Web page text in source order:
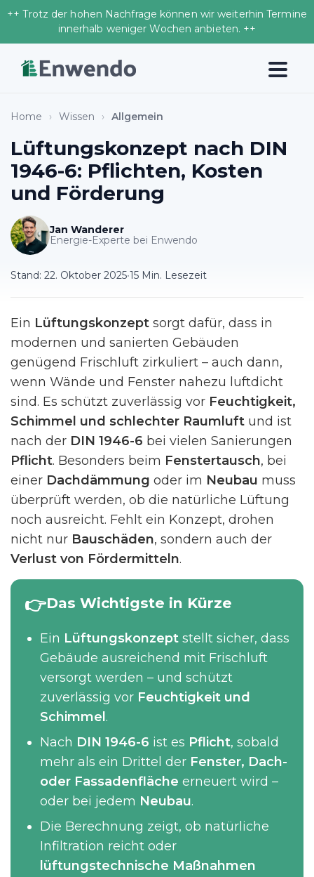
++ Trotz der hohen Nachfrage können wir weiterhin Termine
innerhalb weniger Wochen anbieten. ++
Home › Wissen › Allgemein
Lüftungskonzept nach DIN
1946-6: Pflichten, Kosten
und Förderung
Jan Wanderer
Energie-Experte bei Enwendo
Stand: 22. Oktober 2025•15 Min. Lesezeit
Ein Lüftungskonzept sorgt dafür, dass in
modernen und sanierten Gebäuden
genügend Frischluft zirkuliert – auch dann,
wenn Wände und Fenster nahezu luftdicht
sind. Es schützt zuverlässig vor Feuchtigkeit,
Schimmel und schlechter Raumluft und ist
nach der DIN 1946-6 bei vielen Sanierungen
Pflicht. Besonders beim Fenstertausch, bei
einer Dachdämmung oder im Neubau muss
überprüft werden, ob die natürliche Lüftung
noch ausreicht. Fehlt ein Konzept, drohen
nicht nur Bauschäden, sondern auch der
Verlust von Fördermitteln.
Das Wichtigste in Kürze
Ein Lüftungskonzept stellt sicher, dass
Gebäude ausreichend mit Frischluft
versorgt werden – und schützt
zuverlässig vor Feuchtigkeit und
Schimmel .
Nach DIN 1946-6 ist es Pflicht, sobald
mehr als ein Drittel der Fenster, Dach-
oder Fassadenfläche erneuert wird –
oder bei jedem Neubau.
Die Berechnung zeigt, ob natürliche
Infiltration reicht oder
lüftungstechnische Maßnahmen